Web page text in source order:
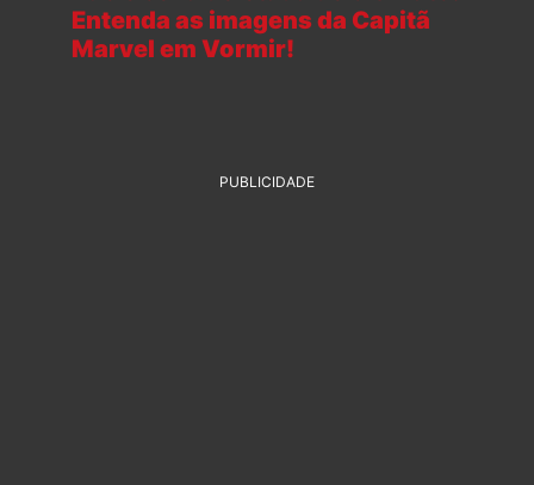
Entenda as imagens da Capitã
Marvel em Vormir!
PUBLICIDADE